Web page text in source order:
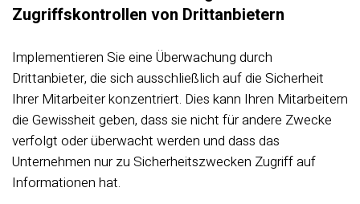
Zugriffskontrollen von Drittanbietern
Implementieren Sie eine Überwachung durch
Drittanbieter, die sich ausschließlich auf die Sicherheit
Ihrer Mitarbeiter konzentriert. Dies kann Ihren Mitarbeitern
die Gewissheit geben, dass sie nicht für andere Zwecke
verfolgt oder überwacht werden und dass das
Unternehmen nur zu Sicherheitszwecken Zugriff auf
Informationen hat.